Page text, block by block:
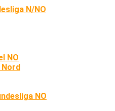
N/NO
NO
Nord
NO